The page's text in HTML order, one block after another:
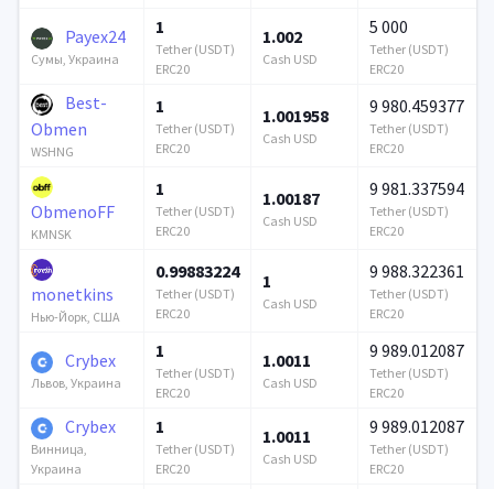
Payex24
Сумы, Украина
1
Tether (USDT)
ERC20
1.002
Cash USD
5 000
Tether (USDT)
ERC20
Best-
Obmen
WSHNG
1
Tether (USDT)
ERC20
1.001958
Cash USD
9 980.459377
Tether (USDT)
ERC20
ObmenoFF
KMNSK
1
Tether (USDT)
ERC20
1.00187
Cash USD
9 981.337594
Tether (USDT)
ERC20
monetkins
Нью-Йорк, США
0.99883224
Tether (USDT)
ERC20
1
Cash USD
9 988.322361
Tether (USDT)
ERC20
Crybex
Львов, Украина
1
Tether (USDT)
ERC20
1.0011
Cash USD
9 989.012087
Tether (USDT)
ERC20
Crybex
Винница,
Украина
1
Tether (USDT)
ERC20
1.0011
Cash USD
9 989.012087
Tether (USDT)
ERC20